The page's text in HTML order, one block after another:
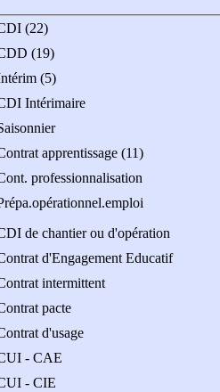
(22)
(19)
(5)
Intérimaire
apprentissage (11)
professionnalisation
de chantier ou d'opération
d'Engagement Educatif
intermittent
pacte
d'usage
- CAE
- CIE